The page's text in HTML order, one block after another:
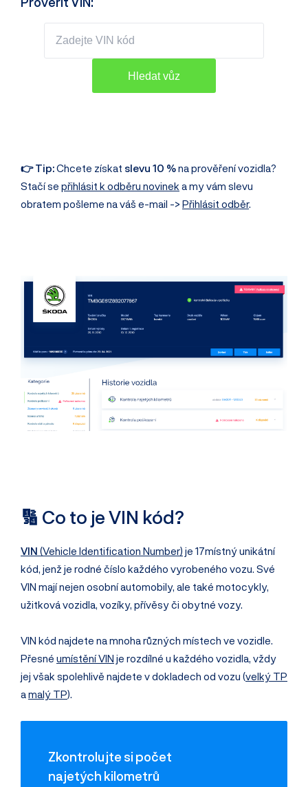
👉 Tip:Chcete získat slevu 10 %na prověření vozidla?
Stačí se přihlásit k odběru novinek a my vám slevu
obratem pošleme na váš e-mail -> Přihlásit odběr.
🔢 Co to je VIN kód?
VIN (Vehicle Identification Number) je 17místný unikátní
kód, jenž je rodné číslo každého vyrobeného vozu. Své
VIN mají nejen osobní automobily, ale také motocykly,
užitková vozidla, vozíky, přívěsy či obytné vozy.
VIN kód najdete na mnoha různých místech ve vozidle.
Přesné umístění VIN je rozdílné u každého vozidla, vždy
jej však spolehlivě najdete v dokladech od vozu (velký TP
amalý TP).
Zkontrolujte si počet
najetých kilometrů